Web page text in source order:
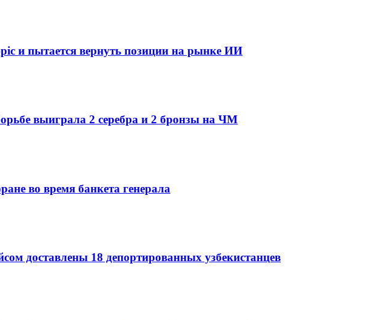
и пытается вернуть позиции на рынке ИИ
выиграла 2 серебра и 2 бронзы на ЧМ
во время банкета генерала
доставлены 18 депортированных узбекистанцев